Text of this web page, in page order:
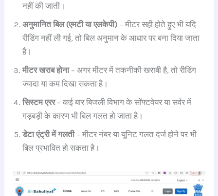
नहीं की जाती।
अनुमानित बिल (एमटी या एलकेपी) – मीटर सही होते हुए भी यदि
रीडिंग नहीं ली गई, तो बिल अनुमान के आधार पर बना दिया जाता
है।
मीटर खराब होना– अगर मीटर में तकनीकी खराबी है, तो रीडिंग
ज्यादा या कम दिखा सकता है।
सिस्टम एरर– कई बार बिजली विभाग के सॉफ्टवेयर या सर्वर में
गड़बड़ी के कारण भी बिल गलत हो जाता है।
डेटा एंट्री में गलती– मीटर नंबर या यूनिट गलत दर्ज होने पर भी
बिल प्रभावित हो सकता है।